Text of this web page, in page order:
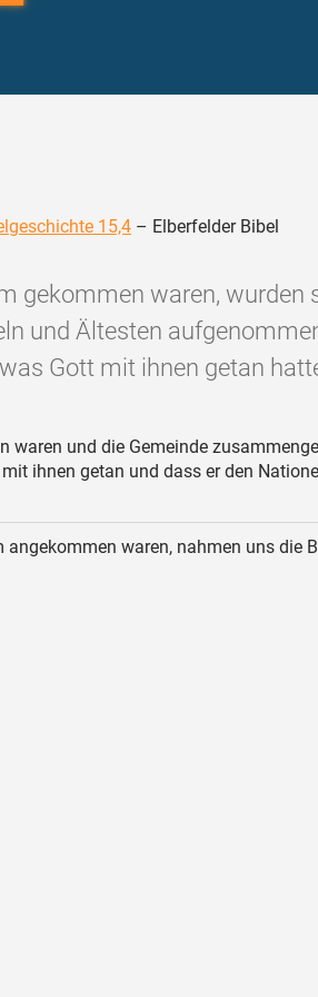
15,4 – Elberfelder Bibel
gekommen waren, wurden
und Ältesten
Gott mit ihnen getan
waren und die Gemeinde
ihnen getan und dass er den
waren, nahmen uns die